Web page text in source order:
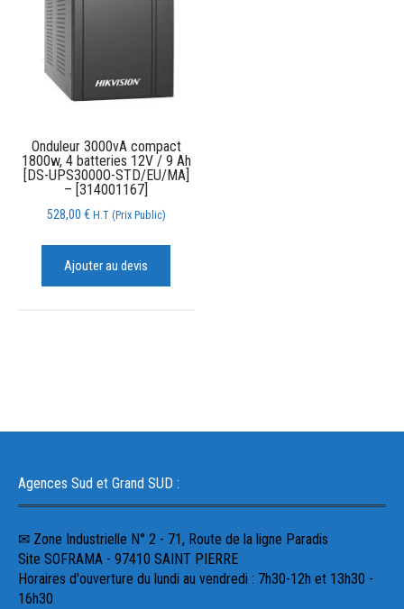
Onduleur 3000vA compact
1800w, 4 batteries 12V / 9 Ah
[DS-UPS3000O-STD/EU/MA]
– [314001167]
528,00 € H.T (Prix Public)
Ajouter au devis
Agences Sud et Grand SUD :
✉ Zone Industrielle N° 2 - 71, Route de la ligne Paradis
Site SOFRAMA - 97410 SAINT PIERRE
Horaires d'ouverture du lundi au vendredi : 7h30-12h et 13h30 -
16h30